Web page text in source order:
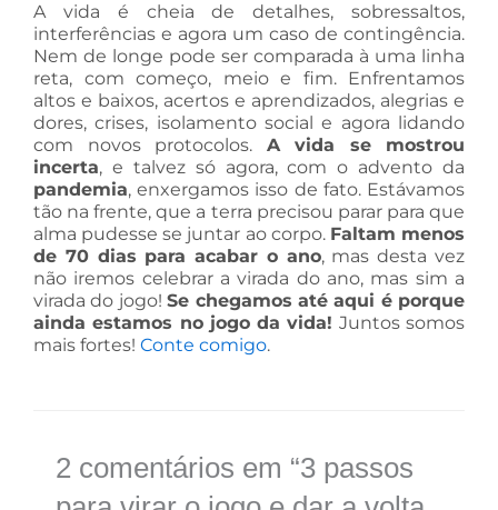
A vida é cheia de detalhes, sobressaltos,
interferências e agora um caso de contingência.
Nem de longe pode ser comparada à uma linha
reta, com começo, meio e fim. Enfrentamos
altos e baixos, acertos e aprendizados, alegrias e
dores, crises, isolamento social e agora lidando
com novos protocolos. A vida se mostrou
incerta, e talvez só agora, com o advento da
pandemia, enxergamos isso de fato. Estávamos
tão na frente, que a terra precisou parar para que
alma pudesse se juntar ao corpo. Faltam menos
de 70 dias para acabar o ano, mas desta vez
não iremos celebrar a virada do ano, mas sim a
virada do jogo!Se chegamos até aqui é porque
ainda estamos no jogo da vida! Juntos somos
mais fortes! Conte comigo.
2 comentários em “3 passos